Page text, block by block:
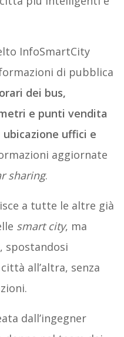
InfoSmartCity
di pubblica
orari dei bus,
e punti vendita
uffici e
aggiornate
sharing.
a tutte le altre già
smart city, ma
spostandosi
all’altra, senza
dall’ingegner